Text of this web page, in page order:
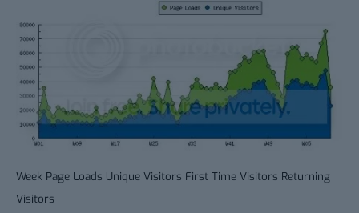
Week Page Loads Unique Visitors First Time Visitors Returning
Visitors